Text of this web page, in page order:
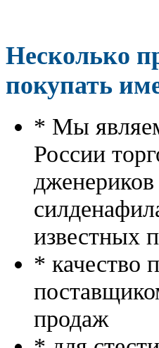
Несколько
покупать
* Мы
России
дженериков
известных
* качество
продаж